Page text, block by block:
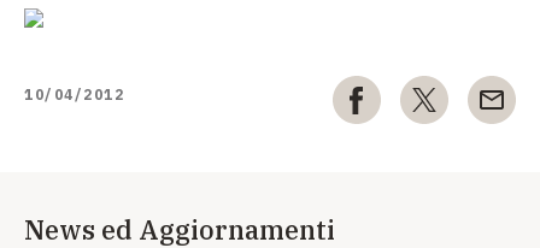
10/04/2012
News ed Aggiornamenti